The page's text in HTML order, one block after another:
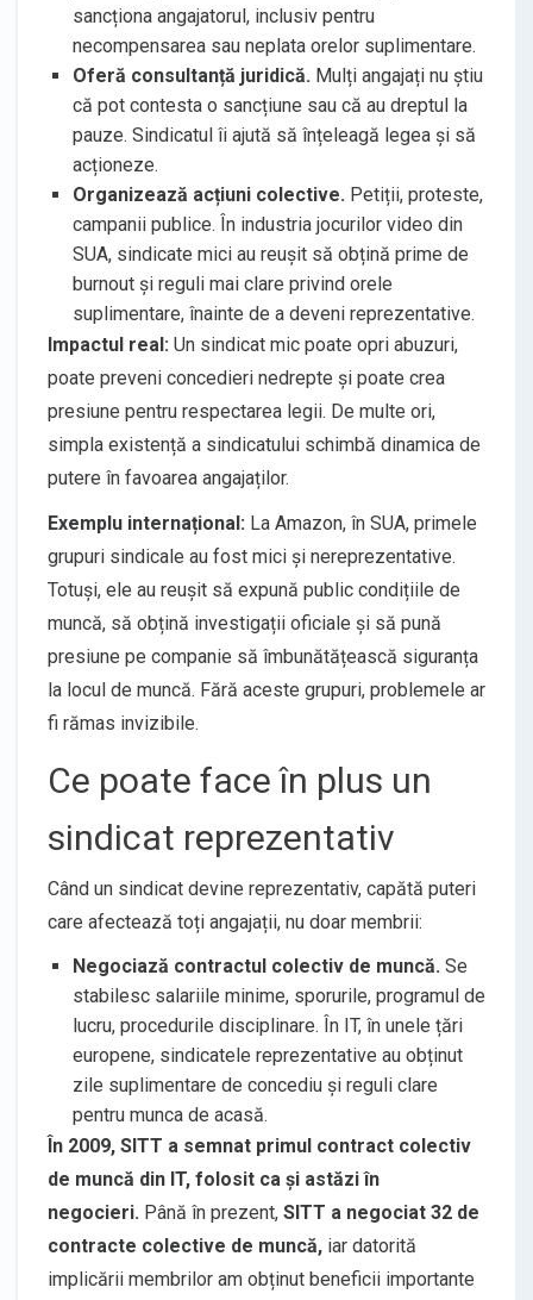
sancționa angajatorul, inclusiv pentru
necompensarea sau neplata orelor suplimentare.
Oferă consultanță juridică. Mulți angajați nu știu
că pot contesta o sancțiune sau că au dreptul la
pauze. Sindicatul îi ajută să înțeleagă legea și să
acționeze.
Organizează acțiuni colective. Petiții, proteste,
campanii publice. În industria jocurilor video din
SUA, sindicate mici au reușit să obțină prime de
burnout și reguli mai clare privind orele
suplimentare, înainte de a deveni reprezentative.
Impactul real: Un sindicat mic poate opri abuzuri,
poate preveni concedieri nedrepte și poate crea
presiune pentru respectarea legii. De multe ori,
simpla existență a sindicatului schimbă dinamica de
putere în favoarea angajaților.
Exemplu internațional: La Amazon, în SUA, primele
grupuri sindicale au fost mici și nereprezentative.
Totuși, ele au reușit să expună public condițiile de
muncă, să obțină investigații oficiale și să pună
presiune pe companie să îmbunătățească siguranța
la locul de muncă. Fără aceste grupuri, problemele ar
fi rămas invizibile.
Ce poate face în plus un
sindicat reprezentativ
Când un sindicat devine reprezentativ, capătă puteri
care afectează toți angajații, nu doar membrii:
Negociază contractul colectiv de muncă. Se
stabilesc salariile minime, sporurile, programul de
lucru, procedurile disciplinare. În IT, în unele țări
europene, sindicatele reprezentative au obținut
zile suplimentare de concediu și reguli clare
pentru munca de acasă.
În 2009, SITT a semnat primul contract colectiv
de muncă din IT, folosit ca și astăzi în
negocieri. Până în prezent, SITT a negociat 32 de
contracte colective de muncă, iar datorită
implicării membrilor am obținut beneficii importante